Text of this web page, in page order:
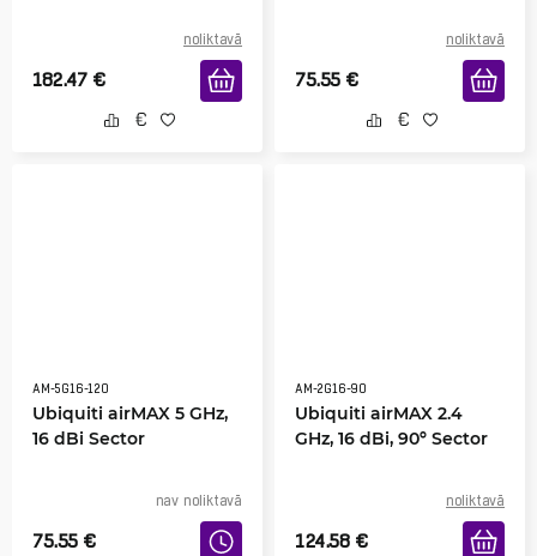
noliktavā
182.47 €
noliktavā
75.55 €
AM-5G16-120
Ubiquiti airMAX 5 GHz,
16 dBi Sector
nav noliktavā
75.55 €
AM-2G16-90
Ubiquiti airMAX 2.4
GHz, 16 dBi, 90º Sector
noliktavā
124.58 €